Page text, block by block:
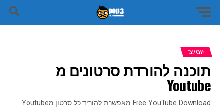
יוטיוב
תוכנה להורדת סרטונים מ
Youtube
Free YouTube Download מאפשרת להוריד כל סרטון מYoutube